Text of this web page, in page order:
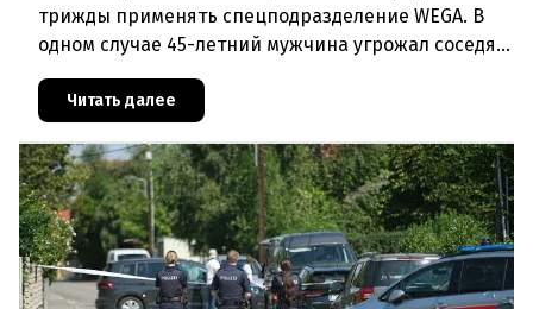
трижды применять спецподразделение WEGA. В
одном случае 45-летний мужчина угрожал соседям
набросился на родственника
Читать далее